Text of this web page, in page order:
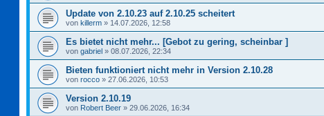
Update von 2.10.23 auf 2.10.25 scheitert
von killerm » 14.07.2026, 12:58
Es bietet nicht mehr... [Gebot zu gering, scheinbar ]
von gabriel » 08.07.2026, 22:34
Bieten funktioniert nicht mehr in Version 2.10.28
von rocco » 27.06.2026, 10:53
Version 2.10.19
von Robert Beer » 29.06.2026, 16:34